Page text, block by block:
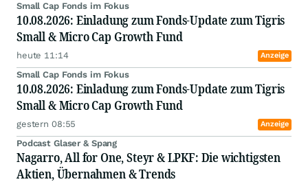
Small Cap Fonds im Fokus
10.08.2026: Einladung zum Fonds-Update zum Tigris
Small & Micro Cap Growth Fund
heute 11:14 Anzeige
Small Cap Fonds im Fokus
10.08.2026: Einladung zum Fonds-Update zum Tigris
Small & Micro Cap Growth Fund
gestern 08:55 Anzeige
Podcast Glaser & Spang
Nagarro, All for One, Steyr & LPKF: Die wichtigsten
Aktien, Übernahmen & Trends